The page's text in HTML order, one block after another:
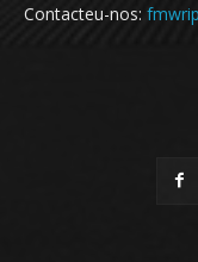
Contacteu-nos: